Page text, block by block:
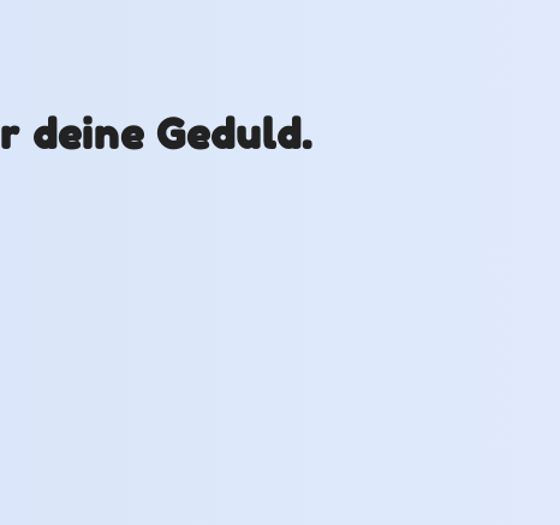
deine Geduld.